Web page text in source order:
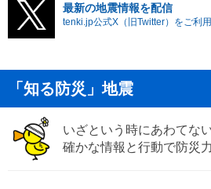
最新の地震情報を配信
tenki.jp公式X（旧Twitter）をご利用
「知る防災」地震
いざという時にあわてな
確かな情報と行動で防災